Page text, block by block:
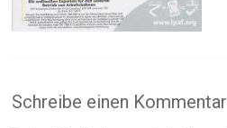
Schreibe einen Kommentar